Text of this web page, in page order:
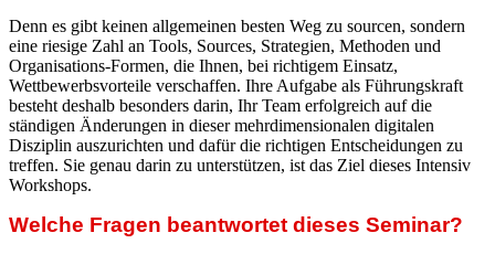
Denn es gibt keinen allgemeinen besten Weg zu sourcen, sondern
eine riesige Zahl an Tools, Sources, Strategien, Methoden und
Organisations-Formen, die Ihnen, bei richtigem Einsatz,
Wettbewerbsvorteile verschaffen. Ihre Aufgabe als Führungskraft
besteht deshalb besonders darin, Ihr Team erfolgreich auf die
ständigen Änderungen in dieser mehrdimensionalen digitalen
Disziplin auszurichten und dafür die richtigen Entscheidungen zu
treffen. Sie genau darin zu unterstützen, ist das Ziel dieses Intensiv
Workshops.
Welche Fragen beantwortet dieses Seminar?